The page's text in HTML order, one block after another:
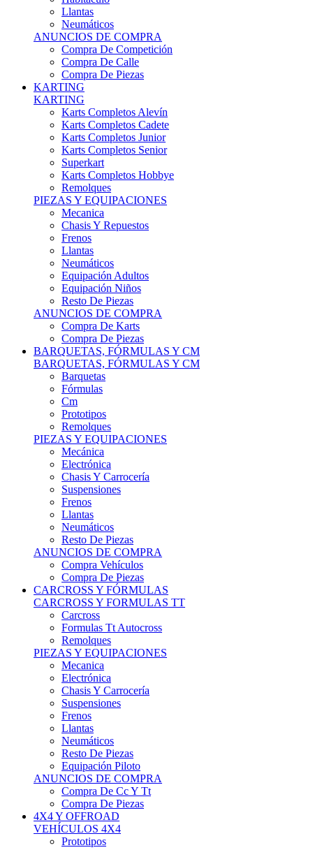
PIEZAS Y EQUIPACIONES
Mecanica
Chasis Y Repuestos
Frenos
Llantas
Neumáticos
Equipación Adultos
Equipación Niños
Resto De Piezas
ANUNCIOS DE COMPRA
Compra De Karts
Compra De Piezas
BARQUETAS, FÓRMULAS Y CM
BARQUETAS, FÓRMULAS Y CM
Barquetas
Fórmulas
Cm
Prototipos
Remolques
PIEZAS Y EQUIPACIONES
Mecánica
Electrónica
Chasis Y Carrocería
Suspensiones
Frenos
Llantas
Neumáticos
Resto De Piezas
ANUNCIOS DE COMPRA
Compra Vehículos
Compra De Piezas
CARCROSS Y FÓRMULAS
CARCROSS Y FORMULAS TT
Carcross
Formulas Tt Autocross
Remolques
PIEZAS Y EQUIPACIONES
Mecanica
Electrónica
Chasis Y Carrocería
Suspensiones
Frenos
Llantas
Neumáticos
Resto De Piezas
Equipación Piloto
ANUNCIOS DE COMPRA
Compra De Cc Y Tt
Compra De Piezas
4X4 Y OFFROAD
VEHÍCULOS 4X4
Prototipos
Venta De Side By Side
Quads Y Buggys
4x4 De Calle
PIEZAS PARA 4X4
Mecánica
Carrocería
Suspensiones
Llantas
Neumáticos
ANUNCIOS DE COMPRA
Compra De 4x4
Compra De Piezas
MOTOS
MOTOS
Motos De Circuito